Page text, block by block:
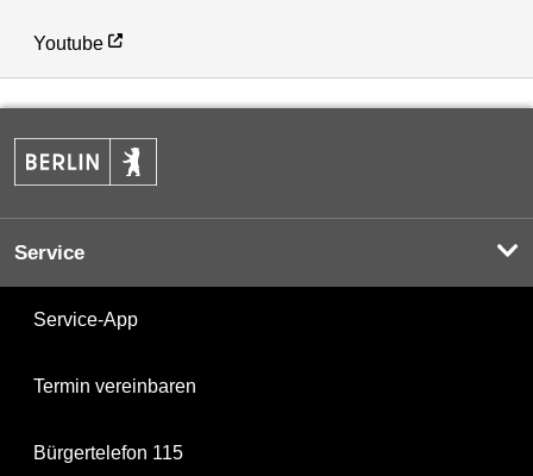
Youtube
Service
Service-App
Termin vereinbaren
Bürgertelefon 115